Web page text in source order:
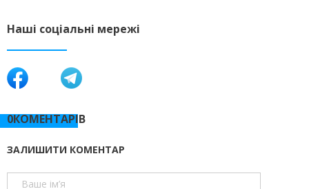
Наші соціальні мережі
0КОМЕНТАРІВ
ЗАЛИШИТИ КОМЕНТАР